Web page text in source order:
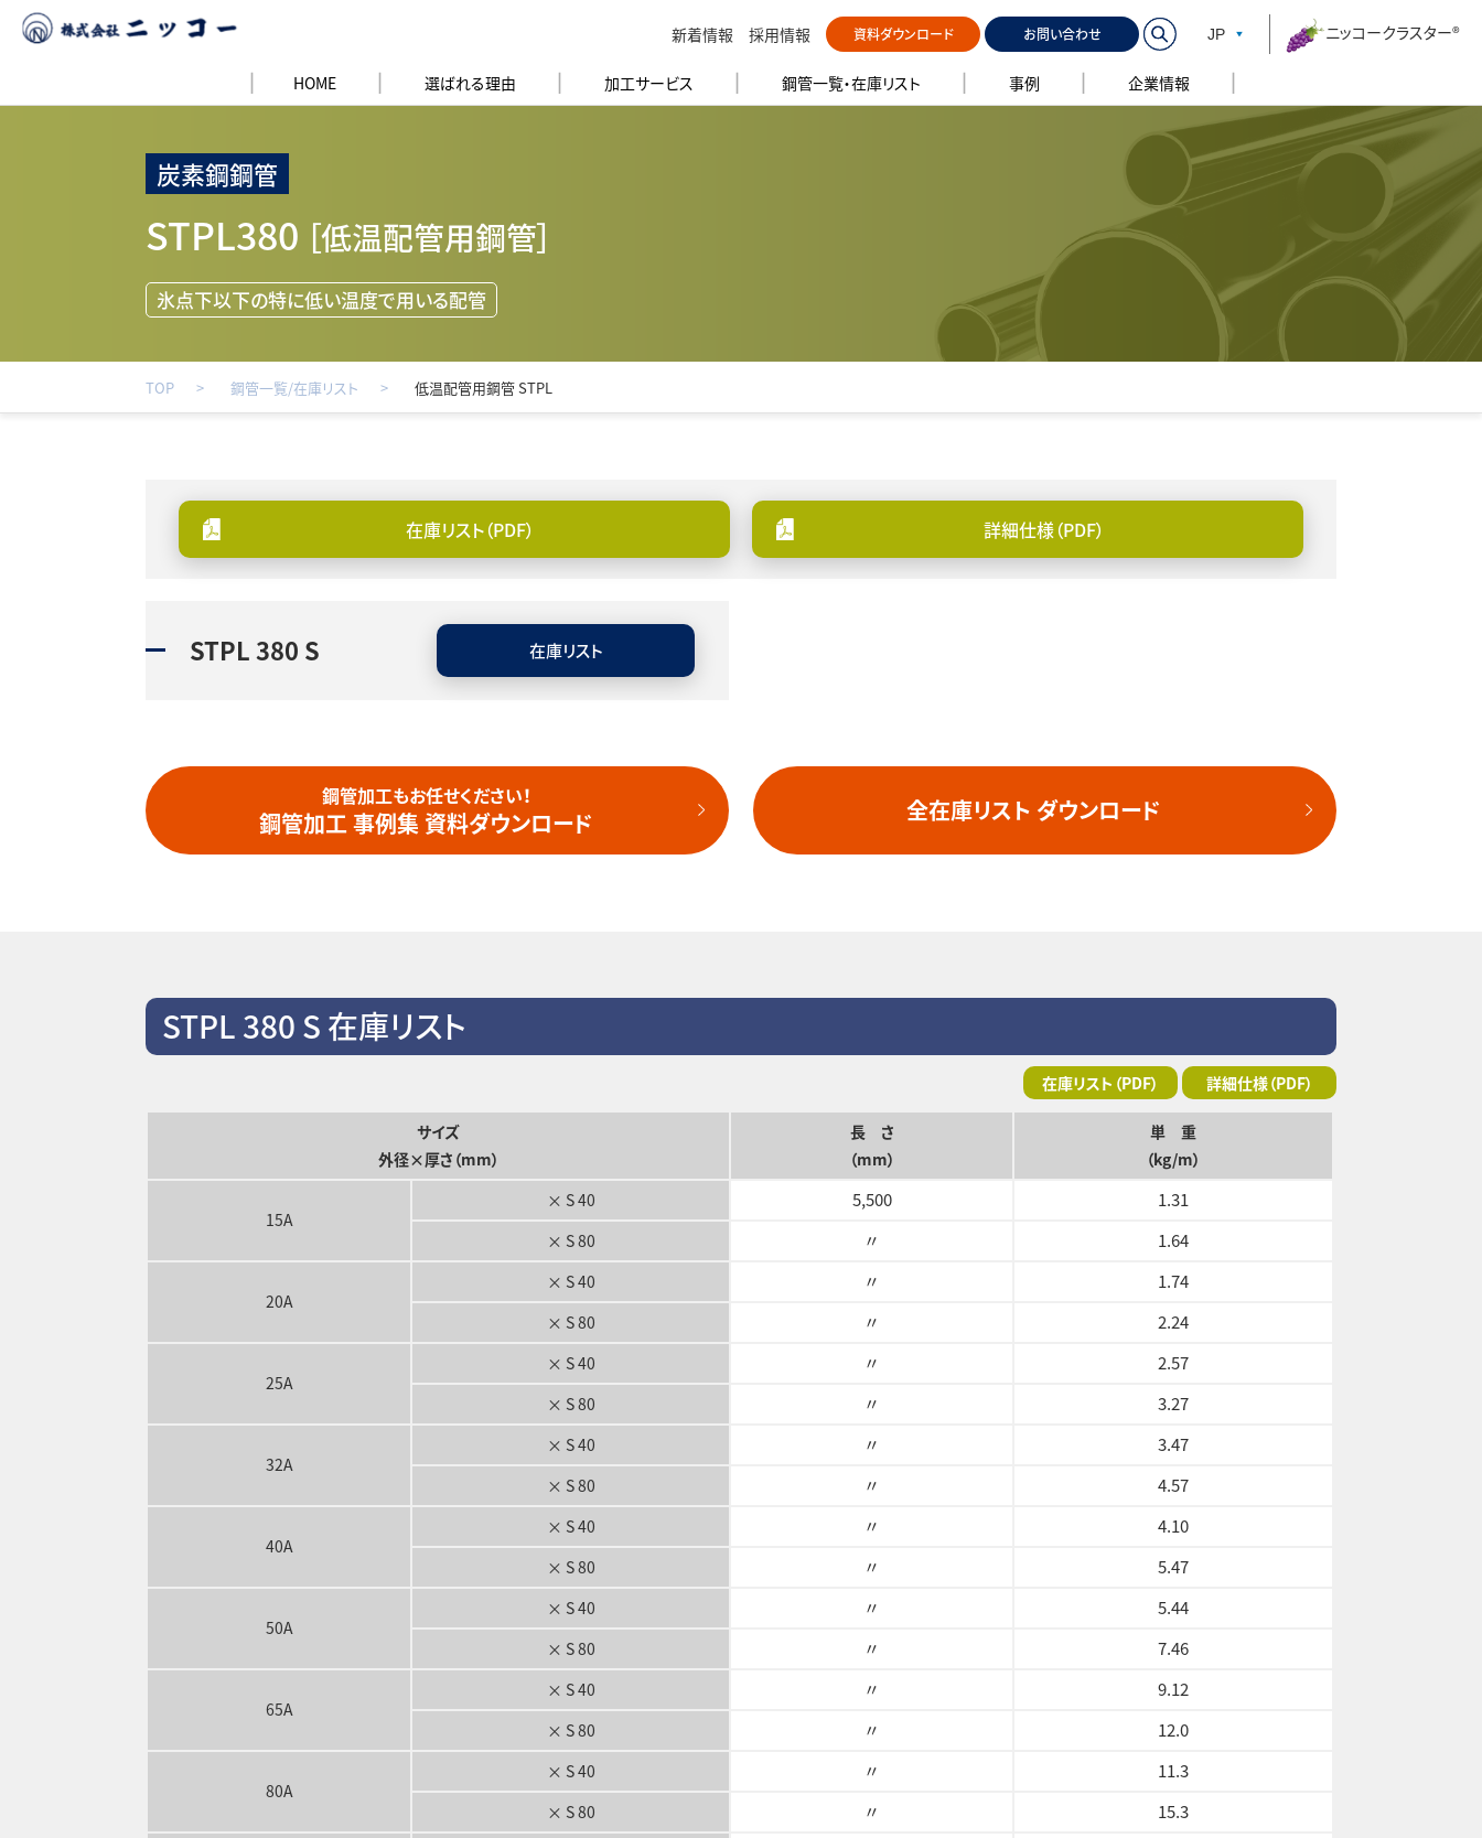
新着情報 採用情報 資料ダウンロード お問い合わせ JP ニッコークラスター®
HOME 選ばれる理由 加工サービス 鋼管⼀覧・在庫リスト 事例 企業情報
炭素鋼鋼管
STPL380 ［低温配管用鋼管］
氷点下以下の特に低い温度で用いる配管
TOP 鋼管一覧/在庫リスト 低温配管用鋼管 STPL
在庫リスト（PDF） 詳細仕様（PDF）
STPL 380 S 在庫リスト
鋼管加⼯もお任せください！
鋼管加工 事例集 資料ダウンロード 全在庫リスト ダウンロード
STPL 380 S 在庫リスト
在庫リスト（PDF） 詳細仕様（PDF）
サイズ
外径×厚さ（mm）
長 さ
（mm）
単 重
（kg/m）
15A
× S 40 5,500 1.31
× S 80 〃 1.64
20A
× S 40 〃 1.74
× S 80 〃 2.24
25A
× S 40 〃 2.57
× S 80 〃 3.27
32A
× S 40 〃 3.47
× S 80 〃 4.57
40A
× S 40 〃 4.10
× S 80 〃 5.47
50A
× S 40 〃 5.44
× S 80 〃 7.46
65A
× S 40 〃 9.12
× S 80 〃 12.0
80A
× S 40 〃 11.3
× S 80 〃 15.3